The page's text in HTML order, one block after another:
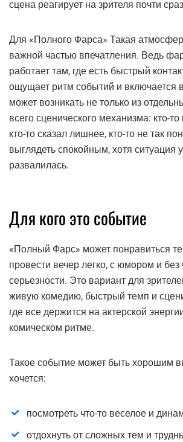
сцена реагирует на зрителя почти
Для «Полного Фарса» Такая
важной частью впечатления. Ведь
работает там, где есть быстрый
ощущает ритм событий и включается
может возникать не только из
всего сценического механизма: кто-
кто-то сказал лишнее, кто-то не так
выглядеть спокойным, хотя ситуация
развалилась.
Для кого это событие
«Полный Фарс» может понравиться
провести вечер легко, с юмором и без
серьезности. Это вариант для
живую комедию, быстрый темп и
где все держится на актерской
комическом ритме.
Такое событие может быть хорошим
хочется:
посмотреть что-то веселое и
отдохнуть от сложных тем и